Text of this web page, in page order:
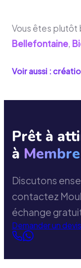
Vous êtes plutôt
Bellefontaine,
Voir aussi :
Prêt à
à Membre
Discutons
contactez
échange
Demander un